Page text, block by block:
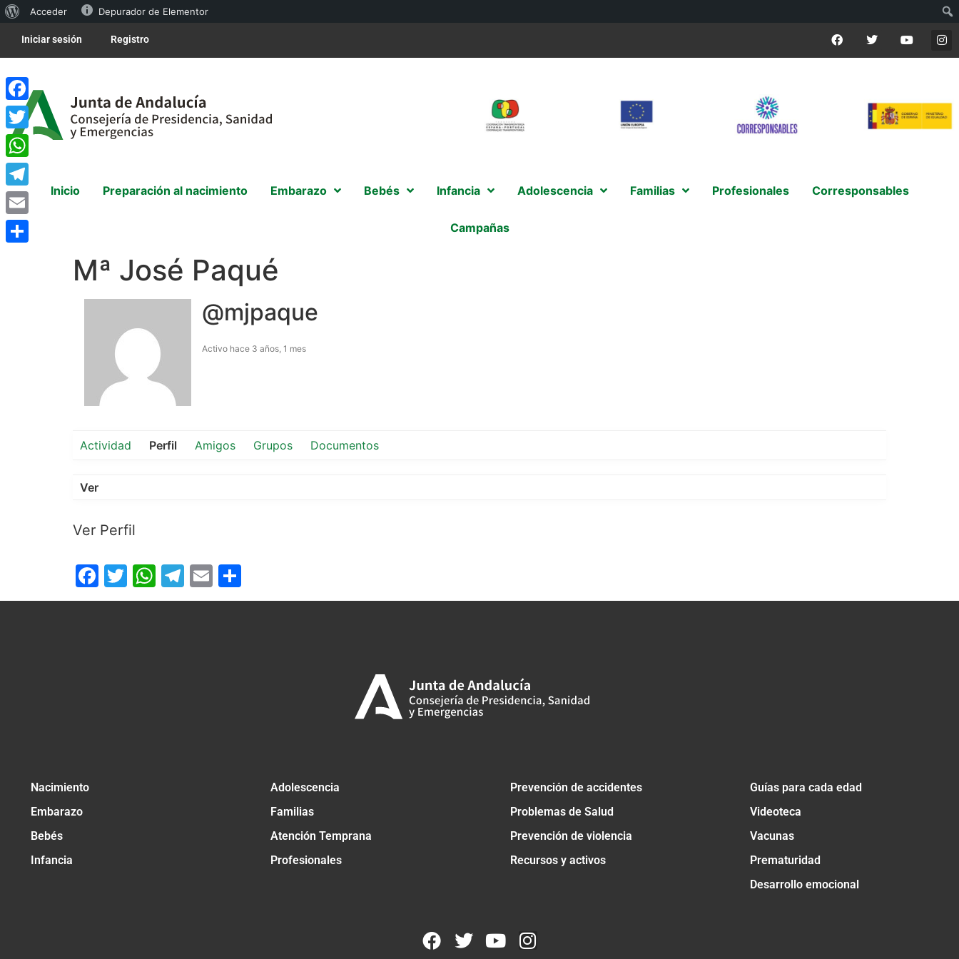
Acceder Depurador de Elementor
Iniciar sesión Registro
Inicio Preparación al nacimiento Embarazo Bebés Infancia Adolescencia Familias Profesionales Corresponsables
Campañas
Mª José Paqué
@mjpaque
Activo hace 3 años, 1 mes
Actividad Perfil Amigos Grupos Documentos
Ver
Ver Perfil
Facebook
Twitter
WhatsApp
Telegram
Email
Nacimiento
Embarazo
Bebés
Infancia
Adolescencia
Familias
Atención Temprana
Profesionales
Prevención de accidentes
Problemas de Salud
Prevención de violencia
Recursos y activos
Guías para cada edad
Videoteca
Vacunas
Prematuridad
Desarrollo emocional
Facebook
Twitter
WhatsApp
Telegram
Email